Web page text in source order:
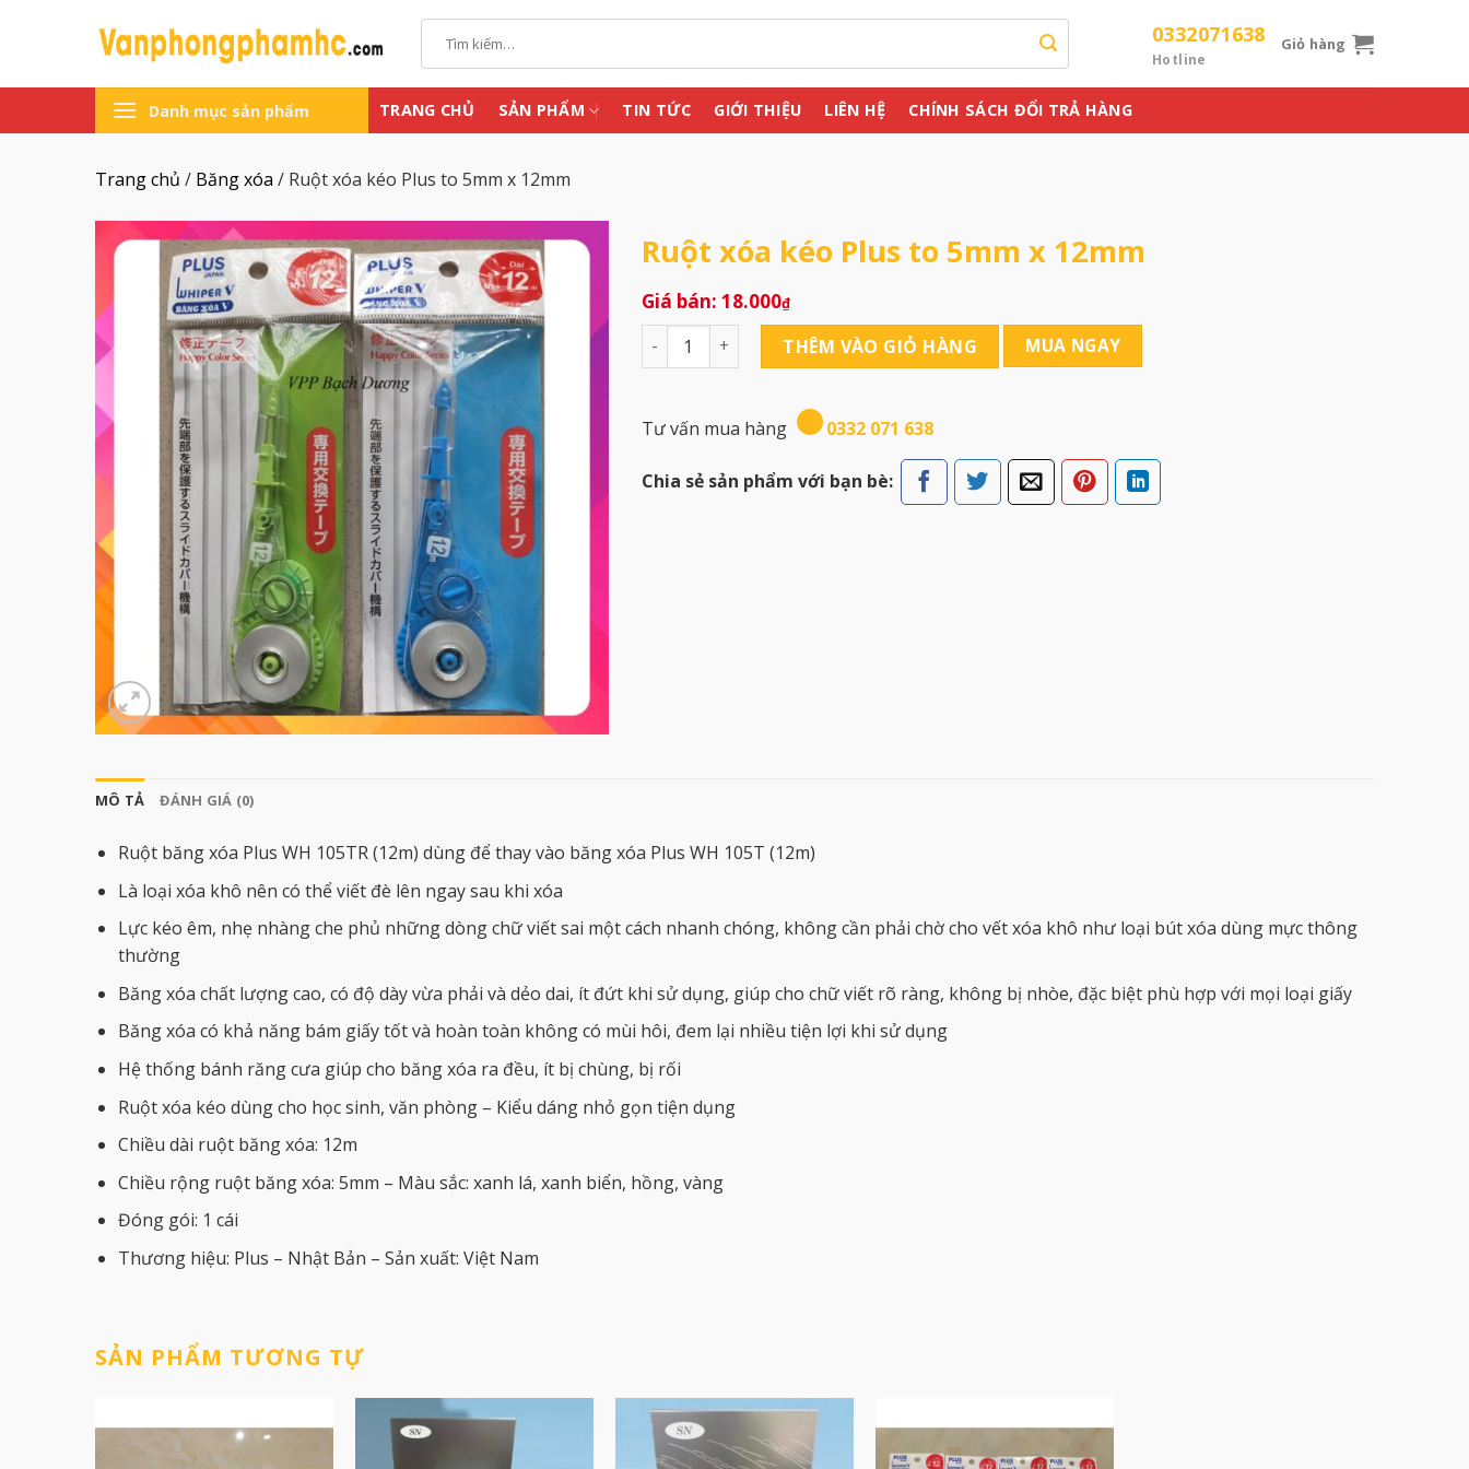
dung
kiếm:
0332071638
Hotline
Giỏ hàng
Danh mục sản phẩm TRANG CHỦ SẢN PHẨM TIN TỨC GIỚI THIỆU LIÊN HỆ CHÍNH SÁCH ĐỔI TRẢ HÀNG
Trang chủ / Băng xóa / Ruột xóa kéo Plus to 5mm x 12mm
Ruột xóa kéo Plus to 5mm x 12mm
18.000₫
Ruột xóa kéo Plus to 5mm x 12mm số lượng
THÊM VÀO GIỎ HÀNG MUA NGAY
Tư vấn mua hàng 0332 071 638
Chia sẻ sản phẩm với bạn bè:
MÔ TẢ ĐÁNH GIÁ (0)
Ruột băng xóa Plus WH 105TR (12m) dùng để thay vào băng xóa Plus WH 105T (12m)
Là loại xóa khô nên có thể viết đè lên ngay sau khi xóa
Lực kéo êm, nhẹ nhàng che phủ những dòng chữ viết sai một cách nhanh chóng, không cần phải chờ cho vết xóa khô như loại bút xóa dùng mực thông
thường
Băng xóa chất lượng cao, có độ dày vừa phải và dẻo dai, ít đứt khi sử dụng, giúp cho chữ viết rõ ràng, không bị nhòe, đặc biệt phù hợp với mọi loại giấy
Băng xóa có khả năng bám giấy tốt và hoàn toàn không có mùi hôi, đem lại nhiều tiện lợi khi sử dụng
Hệ thống bánh răng cưa giúp cho băng xóa ra đều, ít bị chùng, bị rối
Ruột xóa kéo dùng cho học sinh, văn phòng – Kiểu dáng nhỏ gọn tiện dụng
Chiều dài ruột băng xóa: 12m
Chiều rộng ruột băng xóa: 5mm – Màu sắc: xanh lá, xanh biển, hồng, vàng
Đóng gói: 1 cái
Thương hiệu: Plus – Nhật Bản – Sản xuất: Việt Nam
SẢN PHẨM TƯƠNG TỰ